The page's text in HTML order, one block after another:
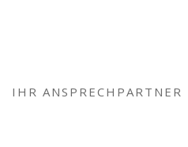
IHR ANSPRECHPARTNER